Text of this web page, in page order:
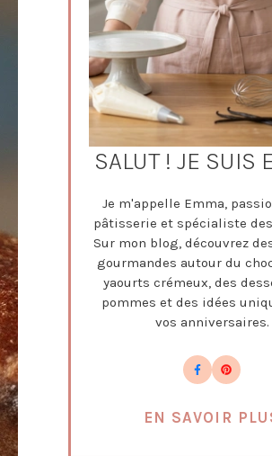
SALUT ! JE SUIS
Je m'appelle Emma,
pâtisserie et spécialiste
Sur mon blog, découvrez
gourmandes autour du
yaourts crémeux, des
pommes et des idées
vos anniversaires.
EN SAVOIR